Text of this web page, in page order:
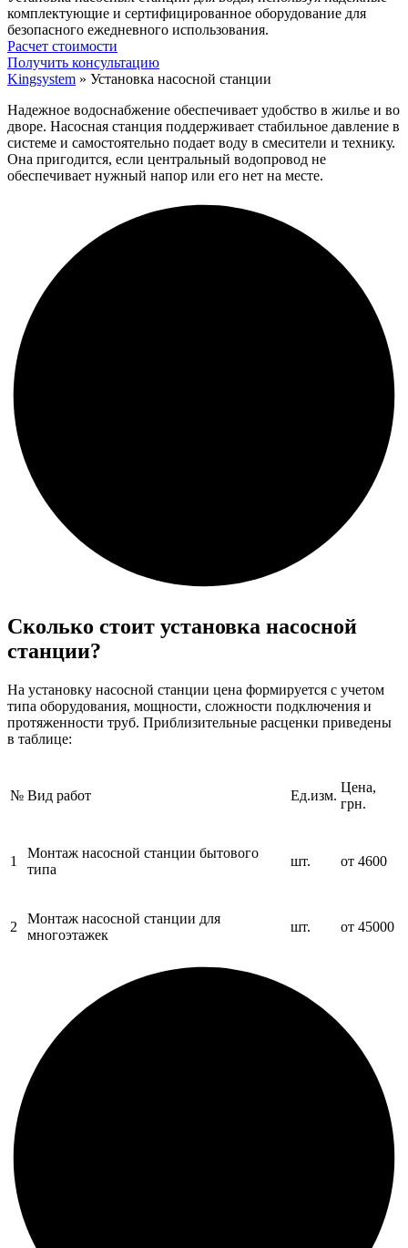
комплектующие и сертифицированное оборудование для
безопасного ежедневного использования.
Расчет стоимости
Получить консультацию
Kingsystem » Установка насосной станции
Надежное водоснабжение обеспечивает удобство в жилье и во
дворе. Насосная станция поддерживает стабильное давление в
системе и самостоятельно подает воду в смесители и технику.
Она пригодится, если центральный водопровод не
обеспечивает нужный напор или его нет на месте.
Сколько стоит установка насосной
станции?
На установку насосной станции цена формируется с учетом
типа оборудования, мощности, сложности подключения и
протяженности труб. Приблизительные расценки приведены
в таблице:
№ Вид работ Ед.изм.
Цена,
грн.
1
Монтаж насосной станции бытового
типа
шт. от 4600
2
Монтаж насосной станции для
многоэтажек
шт. от 45000